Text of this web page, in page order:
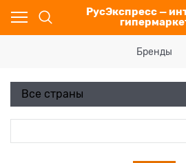
РусЭкспресс —
Бренды